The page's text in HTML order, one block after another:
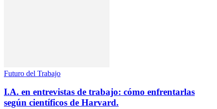
Futuro del Trabajo
I.A. en entrevistas de trabajo: cómo enfrentarlas
según científicos de Harvard.